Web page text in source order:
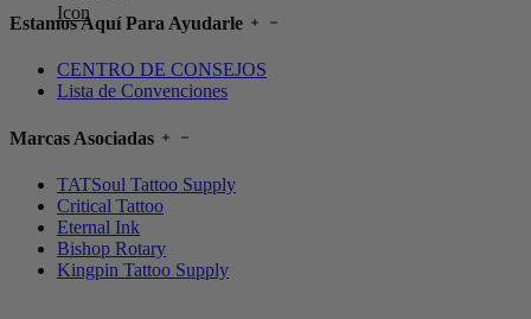
Estamos Aquí Para Ayudarle
CENTRO DE CONSEJOS
Lista de Convenciones
Marcas Asociadas
TATSoul Tattoo Supply
Critical Tattoo
Eternal Ink
Bishop Rotary
Kingpin Tattoo Supply